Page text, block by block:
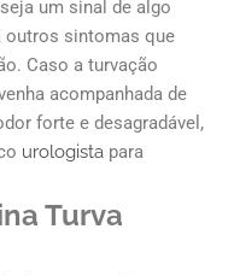
um sinal de algo
outros sintomas que
Caso a turvação
acompanhada de
forte e desagradável,
urologista para
Turva